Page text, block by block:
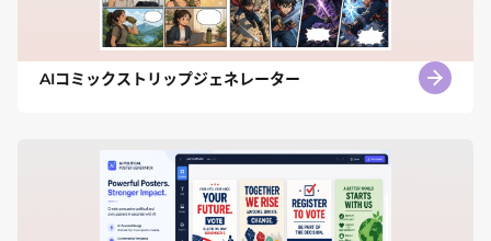
AIコミックストリップジェネレーター